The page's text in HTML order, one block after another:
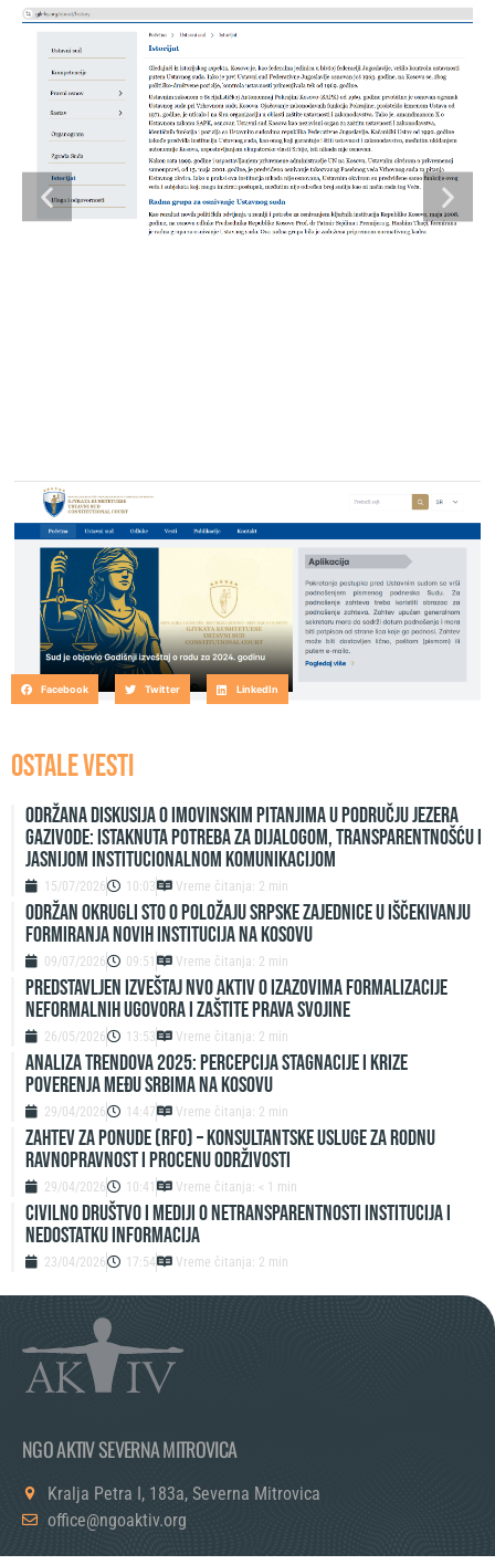
Facebook Twitter LinkedIn
OSTALE VESTI
Održana diskusija o imovinskim pitanjima u području jezera
Gazivode: Istaknuta potreba za dijalogom, transparentnošću i
jasnijom institucionalnom komunikacijom
15/07/2026 10:03 Vreme čitanja: 2 min
ODRŽAN OKRUGLI STO O POLOŽAJU SRPSKE ZAJEDNICE U IŠČEKIVANJU
FORMIRANJA NOVIH INSTITUCIJA NA KOSOVU
09/07/2026 09:51 Vreme čitanja: 2 min
Predstavljen izveštaj NVO Aktiv o izazovima formalizacije
neformalnih ugovora i zaštite prava svojine
26/05/2026 13:53 Vreme čitanja: 2 min
ANALIZA TRENDOVA 2025: PERCEPCIJA STAGNACIJE I KRIZE
POVERENJA MEĐU SRBIMA NA KOSOVU
29/04/2026 14:47 Vreme čitanja: 2 min
ZAHTEV ZA PONUDE (RFO) – Konsultantske usluge za rodnu
ravnopravnost i procenu održivosti
29/04/2026 10:41 Vreme čitanja: < 1 min
Civilno društvo i mediji o netransparentnosti institucija i
nedostatku informacija
23/04/2026 17:54 Vreme čitanja: 2 min
NGO AKTIV SEVERNA MITROVICA
Kralja Petra I, 183a, Severna Mitrovica
office@ngoaktiv.org